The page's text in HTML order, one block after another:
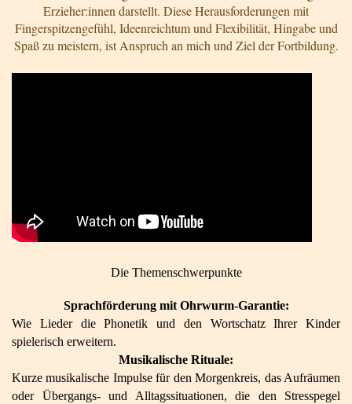
Erzieher:innen darstellt. Diese Herausforderungen mit
Fingerspitzengefühl, Ideenreichtum und Flexibilität, Hingabe und
Spaß zu meistern, ist Anspruch an mich und Ziel der Fortbildung.
Die Themenschwerpunkte
Sprachförderung mit Ohrwurm-Garantie:
Wie Lieder die Phonetik und den Wortschatz Ihrer Kinder
spielerisch erweitern.
Musikalische Rituale:
Kurze musikalische Impulse für den Morgenkreis, das Aufräumen
oder Übergangs- und Alltagssituationen, die den Stresspegel